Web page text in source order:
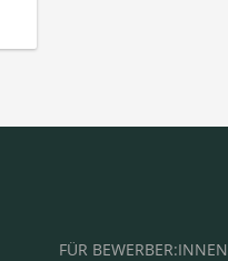
FÜR BEWERBER:INNEN